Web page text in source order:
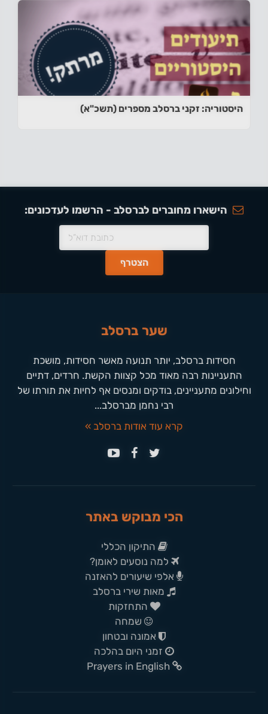
היסטוריה: זקני ברסלב מספרים (תשכ"א)
הישארו מחוברים לברסלב - הרשמו לעדכונים:
שער ברסלב
חסידות ברסלב, יותר תנועה מאשר חסידות, מושכת
התעניינות רבה מאוד מכל קצוות הקשת. חרדים, דתיים
וחילונים מתעניינים, בודקים ומנסים אף לחיות את תורתו של
רבי נחמן מברסלב...
קרא עוד אודות ברסלב »
הכי מבוקש באתר
התיקון הכללי
למה נוסעים לאומן?
אלפי שיעורים להאזנה
מאות שירי ברסלב
התחזקות
שמחה
אמונה ובטחון
זמני היום בהלכה
Prayers in English